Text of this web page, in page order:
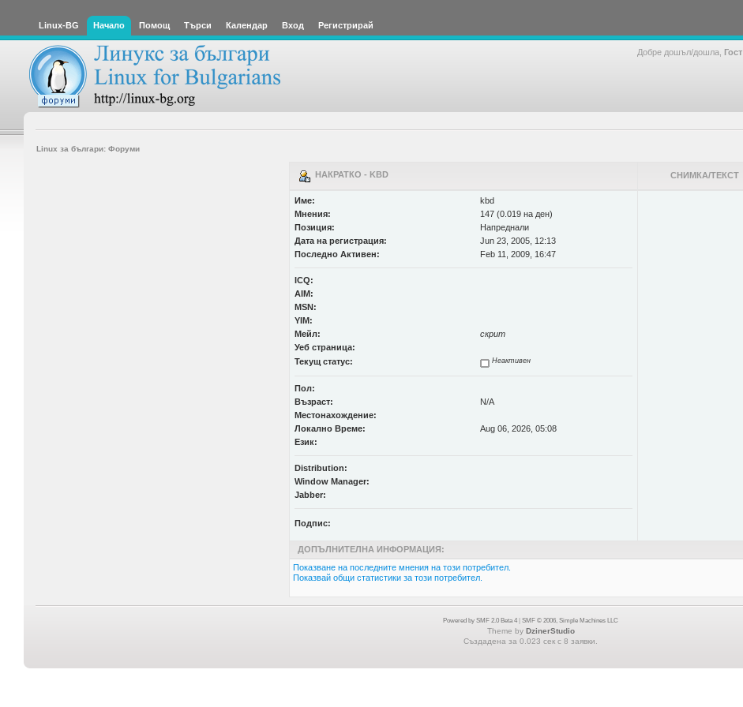
Linux-BG Начало Помощ Търси Календар Вход Регистрирай
Добре дошъл/дошла, Гост
Linux за българи: Форуми
НАКРАТКО - KBD СНИМКА/ТЕКСТ
Име:
kbd
Мнения:
147 (0.019 на ден)
Позиция:
Напреднали
Дата на регистрация:
Jun 23, 2005, 12:13
Последно Активен:
Feb 11, 2009, 16:47
ICQ:
AIM:
MSN:
YIM:
Мейл:
скрит
Уеб страница:
Текущ статус:
Неактивен
Пол:
Възраст:
N/A
Местонахождение:
Локално Време:
Aug 06, 2026, 05:08
Език:
Distribution:
Window Manager:
Jabber:
Подпис:
ДОПЪЛНИТЕЛНА ИНФОРМАЦИЯ:
Показване на последните мнения на този потребител.
Показвай общи статистики за този потребител.
Powered by SMF 2.0 Beta 4 SMF © 2006, Simple Machines LLC
Theme by DzinerStudio
Създадена за 0.023 сек с 8 заявки.